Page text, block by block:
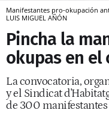
Manifestantes pro-okupación
LUIS MIGUEL AÑÓN
Pincha la
okupas en el
La convocatoria,
y el Sindicat
de 300 manifestantes